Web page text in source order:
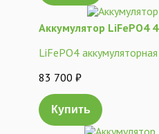
Аккумулятор LiFePO4
LiFePO4
83 700 ₽
Купить